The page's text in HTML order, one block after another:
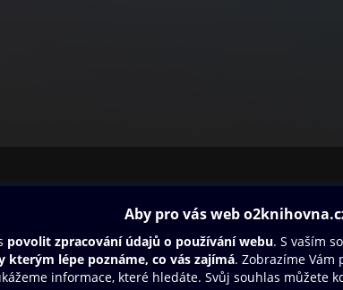
Dárkový poukaz
Nápověda
Oneplay Originály
Sport